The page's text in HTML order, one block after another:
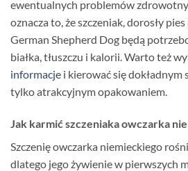
ewentualnych problemów
oznacza to, że szczeniak, dorosły
German Shepherd Dog będą
białka, tłuszczu i kalorii. Warto też
informacje i kierować się dokładnym
tylko atrakcyjnym opakowaniem.
Jak karmić szczeniaka owczarka
Szczenię owczarka niemieckiego
dlatego jego żywienie w pierwszych